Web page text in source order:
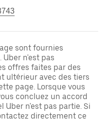
sont fournies
n'est pas
offres faites par des
ultérieur avec des tiers
page. Lorsque vous
concluez un accord
Uber n'est pas partie. Si
directement ce